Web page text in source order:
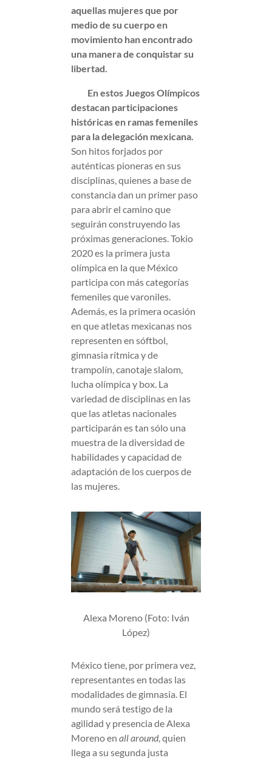
aquellas mujeres que por
medio de su cuerpo en
movimiento han encontrado
una manera de conquistar su
libertad.
En estos Juegos Olímpicos
destacan participaciones
históricas en ramas femeniles
para la delegación mexicana.
Son hitos forjados por
auténticas pioneras en sus
disciplinas, quienes a base de
constancia dan un primer paso
para abrir el camino que
seguirán construyendo las
próximas generaciones. Tokio
2020 es la primera justa
olímpica en la que México
participa con más categorías
femeniles que varoniles.
Además, es la primera ocasión
en que atletas mexicanas nos
representen en sóftbol,
gimnasia rítmica y de
trampolín, canotaje slalom,
lucha olímpica y box. La
variedad de disciplinas en las
que las atletas nacionales
participarán es tan sólo una
muestra de la diversidad de
habilidades y capacidad de
adaptación de los cuerpos de
las mujeres.
Alexa Moreno (Foto: Iván
López)
México tiene, por primera vez,
representantes en todas las
modalidades de gimnasia. El
mundo será testigo de la
agilidad y presencia de Alexa
Moreno en all around, quien
llega a su segunda justa